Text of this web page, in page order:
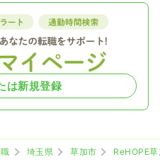
は新規登録
埼玉県 草加市
ReHOPE